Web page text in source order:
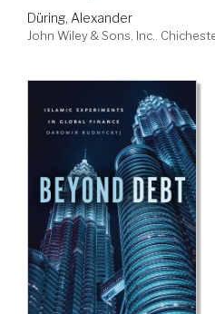
Düring, Alexander
John Wiley & Sons, Inc..